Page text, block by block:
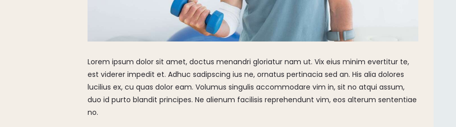
Lorem ipsum dolor sit amet, doctus menandri gloriatur nam ut. Vix eius minim evertitur te,
est viderer impedit et. Adhuc sadipscing ius ne, ornatus pertinacia sed an. His alia dolores
lucilius ex, cu quas dolor eam. Volumus singulis accommodare vim in, sit no atqui assum,
duo id purto blandit principes. Ne alienum facilisis reprehendunt vim, eos alterum sententiae
no.